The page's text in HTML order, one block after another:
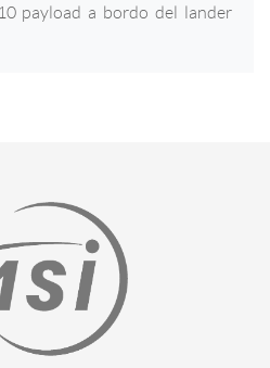
payload a bordo del lander